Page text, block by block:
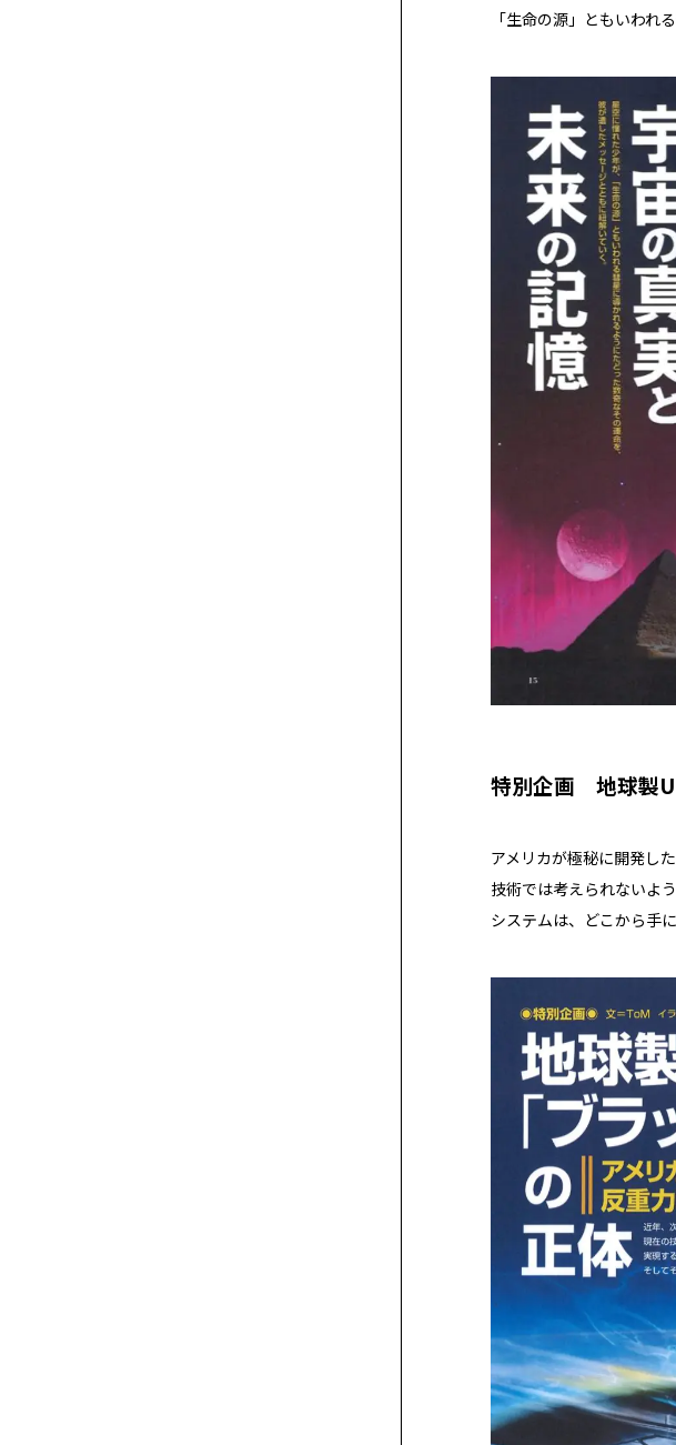
「生命の源」ともいわれ
特別企画 地球製
アメリカが極秘に開発し
技術では考えられないよ
システムは、どこから手